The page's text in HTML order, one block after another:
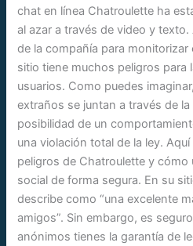
chat en línea Chatroulette ha
al azar a través de video y
de la compañía para
sitio tiene muchos peligros para
usuarios. Como puedes
extraños se juntan a través de
posibilidad de un
una violación total de la ley.
peligros de Chatroulette y cómo
social de forma segura. En su
describe como “una excelente
amigos”. Sin embargo, es
anónimos tienes la garantía de